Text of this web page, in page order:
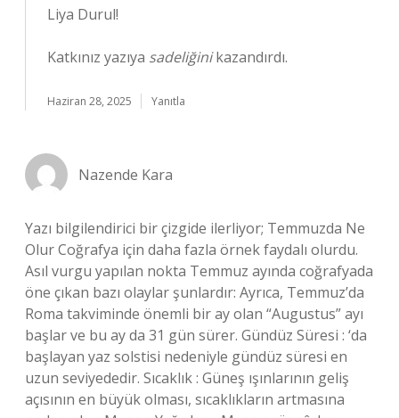
Liya Durul!
Katkınız yazıya sadeliğinikazandırdı.
Haziran 28, 2025 Yanıtla
Nazende Kara
Yazı bilgilendirici bir çizgide ilerliyor; Temmuzda Ne
Olur Coğrafya için daha fazla örnek faydalı olurdu.
Asıl vurgu yapılan nokta Temmuz ayında coğrafyada
öne çıkan bazı olaylar şunlardır: Ayrıca, Temmuz’da
Roma takviminde önemli bir ay olan “Augustus” ayı
başlar ve bu ay da 31 gün sürer. Gündüz Süresi : ‘da
başlayan yaz solstisi nedeniyle gündüz süresi en
uzun seviyededir. Sıcaklık : Güneş ışınlarının geliş
açısının en büyük olması, sıcaklıkların artmasına